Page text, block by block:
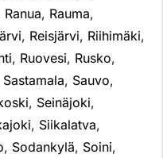
Ranua, Rauma,
, Reisjärvi, Riihimäki,
, Ruovesi, Rusko,
Sastamala, Sauvo,
, Seinäjoki,
, Siikalatva,
, Sodankylä, Soini,